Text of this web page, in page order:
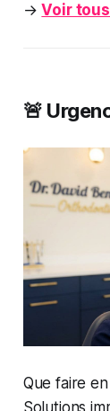
→Voir
🚨
Que faire